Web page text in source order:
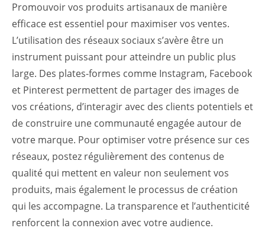
Promouvoir vos produits artisanaux de manière
efficace est essentiel pour maximiser vos ventes.
L’utilisation des réseaux sociaux s’avère être un
instrument puissant pour atteindre un public plus
large. Des plates-formes comme Instagram, Facebook
et Pinterest permettent de partager des images de
vos créations, d’interagir avec des clients potentiels et
de construire une communauté engagée autour de
votre marque. Pour optimiser votre présence sur ces
réseaux, postez régulièrement des contenus de
qualité qui mettent en valeur non seulement vos
produits, mais également le processus de création
qui les accompagne. La transparence et l’authenticité
renforcent la connexion avec votre audience.